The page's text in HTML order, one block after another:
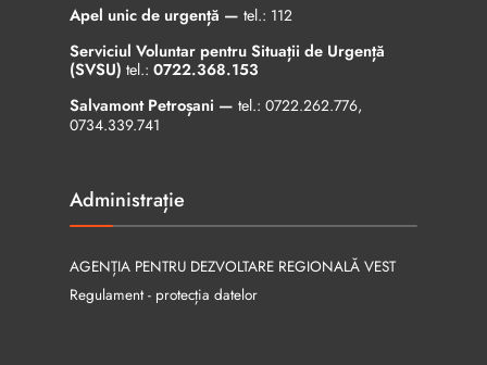
Apel unic de urgență — tel.: 112
Serviciul Voluntar pentru Situații de Urgență
(SVSU) tel.: 0722.368.153
Salvamont Petroșani — tel.: 0722.262.776,
0734.339.741
Administrație
AGENȚIA PENTRU DEZVOLTARE REGIONALĂ VEST
Regulament - protecția datelor